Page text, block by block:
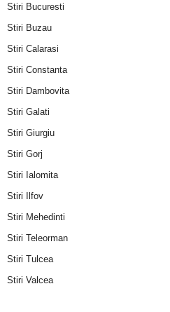
Stiri Bucuresti
Stiri Buzau
Stiri Calarasi
Stiri Constanta
Stiri Dambovita
Stiri Galati
Stiri Giurgiu
Stiri Gorj
Stiri Ialomita
Stiri Ilfov
Stiri Mehedinti
Stiri Teleorman
Stiri Tulcea
Stiri Valcea